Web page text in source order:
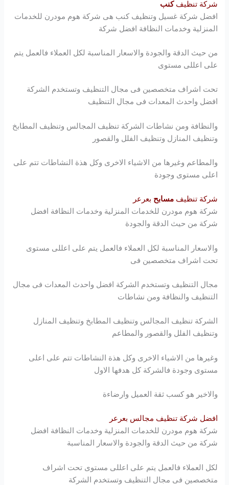
شركة تنظيف كنب
افضل شركة غسيل وتنظيف كنب هى شركةهوم مودرنللخدمات
المنزلية وخدمات النظافة افضل شركة
من حيث الدقة والجودة والاسعار المناسبة لكل العملاء فالعمل يتم
على اعللى مستوى
تحت اشراف متخصصين فى مجال التنظيف وتستخدم الشركة
افضل واحدث المعدات فى مجال التنظيف
والنظافة ومن نشاطات الشركة تنظيف المجالس وتنظيف المطابخ
وتنظيف المنازل وتنظيف الفلل والقصور
والمطاعم وغيرها من الاشياء الاخرى وكل هذة النشاطات تتم على
اعلى مستوى وجودة
شركة تنظيفمسابحبعرعر
شركةهوم مودرنللخدمات المنزلية وخدمات النظافة افضل
شركة من حيث الدقة والجودة
والاسعار المناسبة لكل العملاء فالعمل يتم على اعللى مستوى
تحت اشراف متخصصين فى
مجال التنظيف وتستخدم الشركة افضل واحدث المعدات فى مجال
التنظيف والنظافة ومن نشاطات
الشركة تنظيف المجالس وتنظيف المطابخ وتنظيف المنازل
وتنظيف الفلل والقصور والمطاعم
وغيرها من الاشياء الاخرى وكل هذة النشاطات تتم على اعلى
مستوى وجودة فالشركة كل هدفها الاول
والاخير هو كسب ثقة العميل وارضاءة
افضل شركة تنظيف مجالس بعرعر
شركةهوم مودرنللخدمات المنزلية وخدمات النظافة افضل
شركة من حيث الدقة والجودة والاسعار المناسبة
لكل العملاء فالعمل يتم على اعللى مستوى تحت اشراف
متخصصين فى مجال التنظيف وتستخدم الشركة